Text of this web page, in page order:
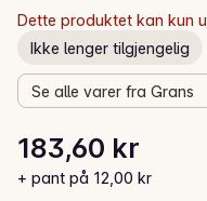
Dette produktet kan kun
Ikke lenger tilgjengelig
Se alle varer fra Grans
Gjeldende pris er:
183,60 kr
+ pant på 12,00 kr
Stykkpris: 61,20 kr /l